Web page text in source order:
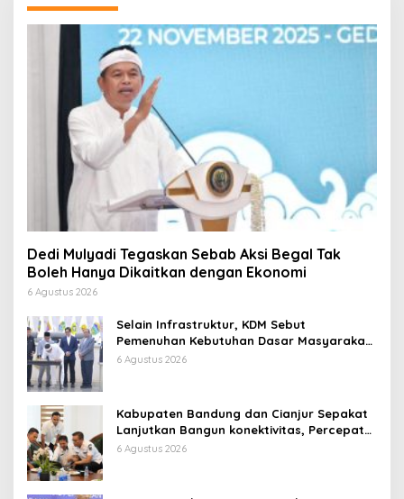
Dedi Mulyadi Tegaskan Sebab Aksi Begal Tak
Boleh Hanya Dikaitkan dengan Ekonomi
6 Agustus 2026
Selain Infrastruktur, KDM Sebut
Pemenuhan Kebutuhan Dasar Masyarakat
Jadi Fokus APBD Jabar 2027
6 Agustus 2026
Kabupaten Bandung dan Cianjur Sepakat
Lanjutkan Bangun konektivitas, Percepat
Pertumbuhan Ekonomi Daerah
6 Agustus 2026